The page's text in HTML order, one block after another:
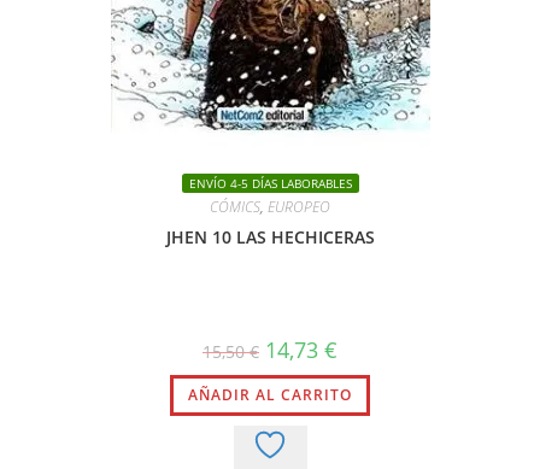
ENVÍO 4-5 DÍAS LABORABLES
CÓMICS, EUROPEO
JHEN 10 LAS HECHICERAS
15,50€ El
precio
original
era:
15,50 €.
14,73 €
actual
es:
14,73 €.
AÑADIR AL CARRITO